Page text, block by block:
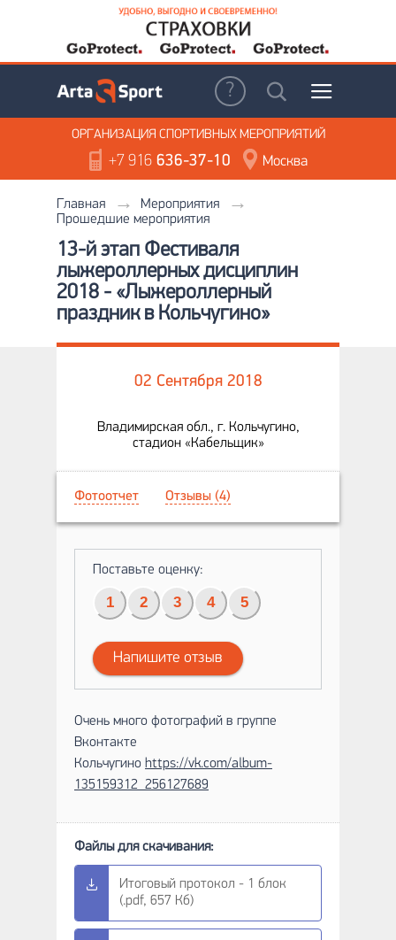
ОРГАНИЗАЦИЯ СПОРТИВНЫХ МЕРОПРИЯТИЙ
+7 916636-37-10 Москва
Главная
Мероприятия
Прошедшие мероприятия
13-й этап Фестиваля
лыжероллерных дисциплин
2018 - «Лыжероллерный
праздник в Кольчугино»
02 Сентября 2018
Владимирская обл., г. Кольчугино,
стадион «Кабельщик»
Фотоотчет Отзывы (4)
Поставьте оценку:
1 2 3 4 5
Напишите отзыв
Очень много фотографий в группе
Вконтакте
Кольчугино https://vk.com/album-
135159312_256127689
Итоговый протокол - 1 блок
(.pdf, 657 Кб)